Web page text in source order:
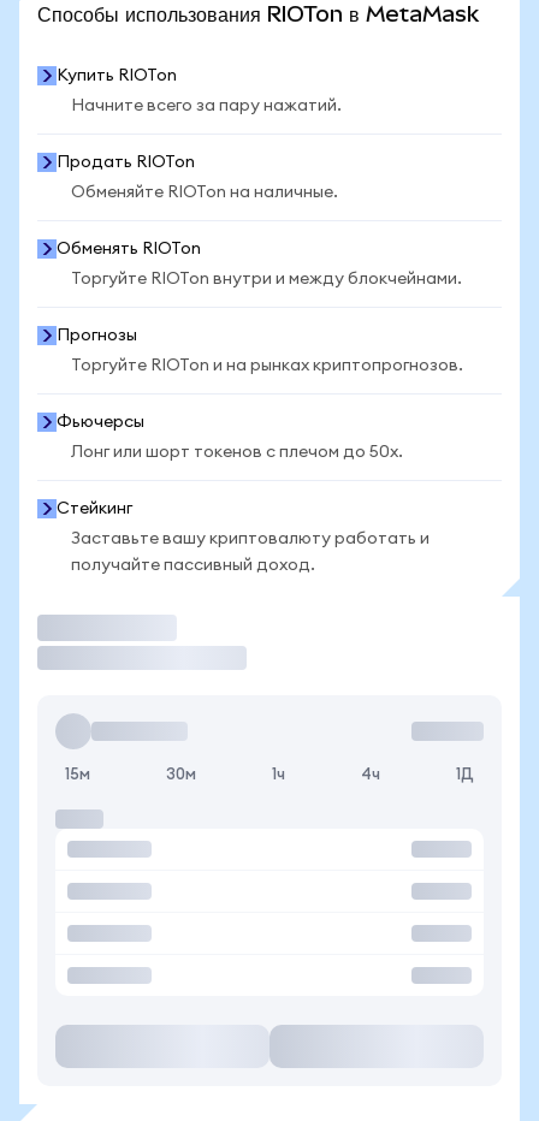
Способы использования RIOTon в MetaMask
Купить RIOTon
Начните всего за пару нажатий.
Продать RIOTon
Обменяйте RIOTon на наличные.
Обменять RIOTon
Торгуйте RIOTon внутри и между блокчейнами.
Прогнозы
Торгуйте RIOTon и на рынках криптопрогнозов.
Фьючерсы
Лонг или шорт токенов с плечом до 50x.
Стейкинг
Заставьте вашу криптовалюту работать и
получайте пассивный доход.
15м 30м 1ч 4ч 1Д